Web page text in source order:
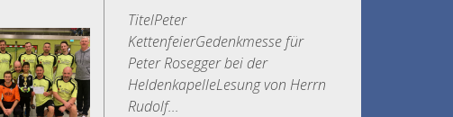
TitelPeter
KettenfeierGedenkmesse für
Peter Rosegger bei der
HeldenkapelleLesung von Herrn
Rudolf...